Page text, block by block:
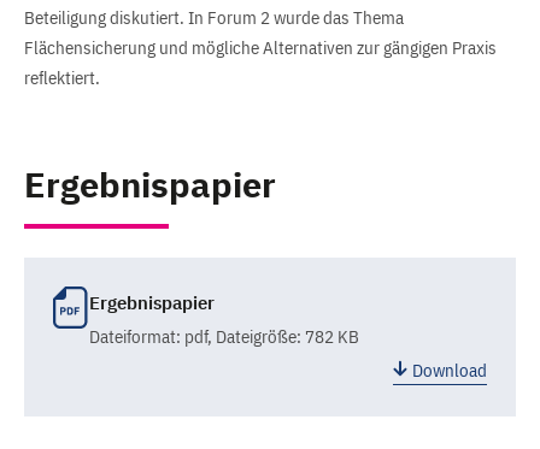
Beteiligung diskutiert. In Forum 2 wurde das Thema
Flächensicherung und mögliche Alternativen zur gängigen Praxis
reflektiert.
Ergebnispapier
Ergebnispapier
Dateiformat: pdf, Dateigröße: 782 KB
Download